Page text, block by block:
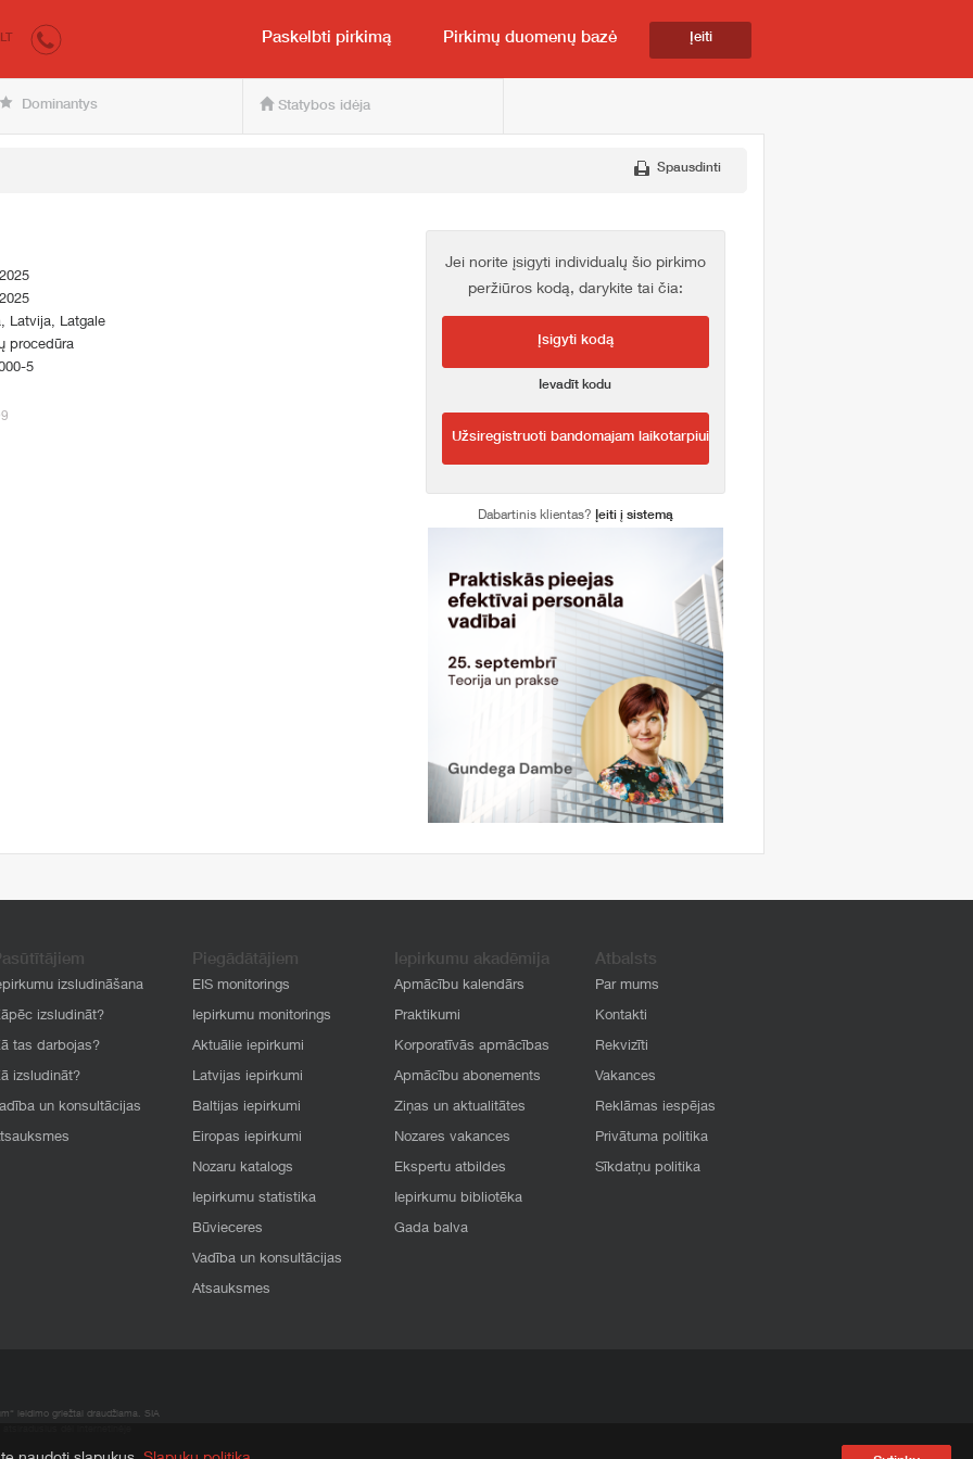
Pirkėjui ir pardavėjui
LT Paskelbti pirkimą Pirkimų duomenų bazė Įeiti
Dominantys Statybos idėja
Spausdinti
Latvija, Latgale
procedūra
5
Jei norite įsigyti individualų šio pirkimo
peržiūros kodą, darykite tai čia:
Įsigyti kodą
Ievadīt kodu
Užsiregistruoti bandomajam laikotarpiui
Dabartinis klientas? Įeiti į sistemą
izsludināšana
izsludināt?
tas darbojas?
izsludināt?
un konsultācijas
Piegādātājiem
EIS monitorings
Iepirkumu monitorings
Aktuālie iepirkumi
Latvijas iepirkumi
Baltijas iepirkumi
Eiropas iepirkumi
Nozaru katalogs
Iepirkumu statistika
Būvieceres
Vadība un konsultācijas
Atsauksmes
Iepirkumu akadēmija
Apmācību kalendārs
Praktikumi
Korporatīvās apmācības
Apmācību abonements
Ziņas un aktualitātes
Nozares vakances
Ekspertu atbildes
Iepirkumu bibliotēka
Gada balva
Atbalsts
Par mums
Kontakti
Rekvizīti
Vakances
Reklāmas iespējas
Privātuma politika
Sīkdatņu politika
leidimo griežtai draudžiama. SIA